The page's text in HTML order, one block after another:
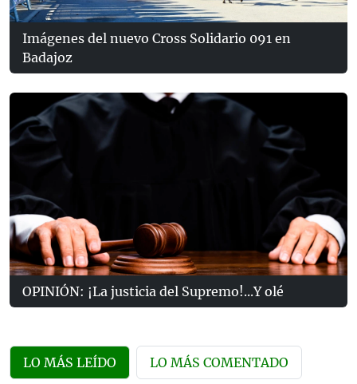
Imágenes del nuevo Cross Solidario 091 en
Badajoz
OPINIÓN: ¡La justicia del Supremo!...Y olé
LO MÁS LEÍDO LO MÁS COMENTADO